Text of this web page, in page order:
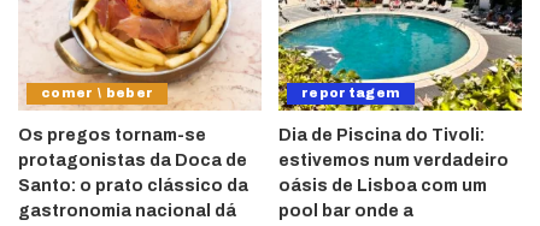
comer \ beber
Os pregos tornam-se
protagonistas da Doca de
Santo: o prato clássico da
gastronomia nacional dá
reportagem
Dia de Piscina do Tivoli:
estivemos num verdadeiro
oásis de Lisboa com um
pool bar onde a